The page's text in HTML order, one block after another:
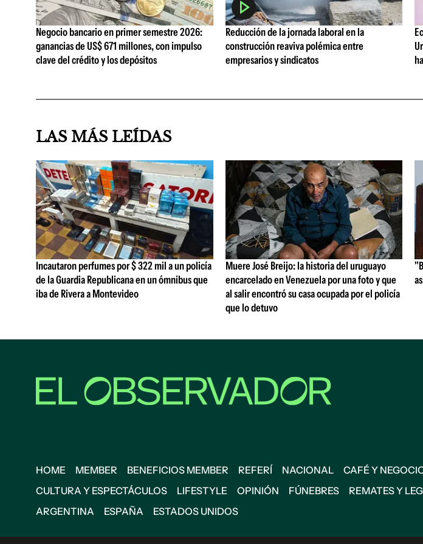
Negocio bancario en primer semestre 2026:
ganancias de US$ 671 millones, con impulso
clave del crédito y los depósitos
Reducción de la jornada laboral en la
construcción reaviva polémica entre
empresarios y sindicatos
LAS MÁS LEÍDAS
Incautaron perfumes por $ 322 mil a un policía
de la Guardia Republicana en un ómnibus que
iba de Rivera a Montevideo
Muere José Breijo: la historia del uruguayo
encarcelado en Venezuela por una foto y que
al salir encontró su casa ocupada por el policía
que lo detuvo
HOME MEMBER BENEFICIOS MEMBER REFERÍ NACIONAL CAFÉ Y
CULTURA Y ESPECTÁCULOS
LIFESTYLE OPINIÓN FÚNEBRES REMATES Y
ARGENTINA
ESPAÑA ESTADOS UNIDOS